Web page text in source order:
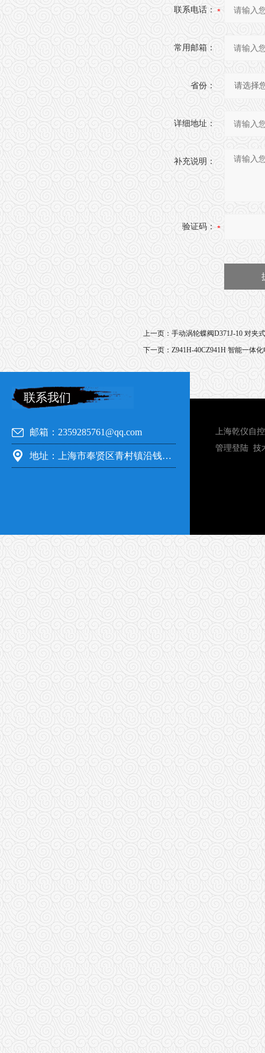
联系电话：
常用邮箱：
省份：
详细地址：
补充说明：
验证码：
上一页： 手动涡轮蝶阀D371J-10 对夹
下一页： Z941H-40CZ941H 智能一体
联系我们
邮箱：2359285761@qq.com
地址：上海市奉贤区青村镇沿钱公路351号
上海乾仪自
管理登陆 技